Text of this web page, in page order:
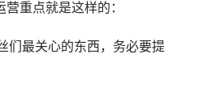
重点就是这样的：
们最关心的东西，务必要提